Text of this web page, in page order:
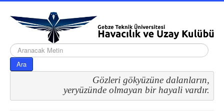
arama...
Ara
Gözleri gökyüzüne dalanların,
yeryüzünde olmayan bir hayali vardır.